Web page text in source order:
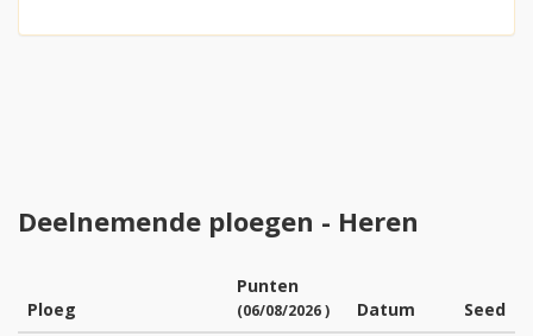
Deelnemende ploegen - Heren
Ploeg
Punten
(06/08/2026 ) Datum
Seed